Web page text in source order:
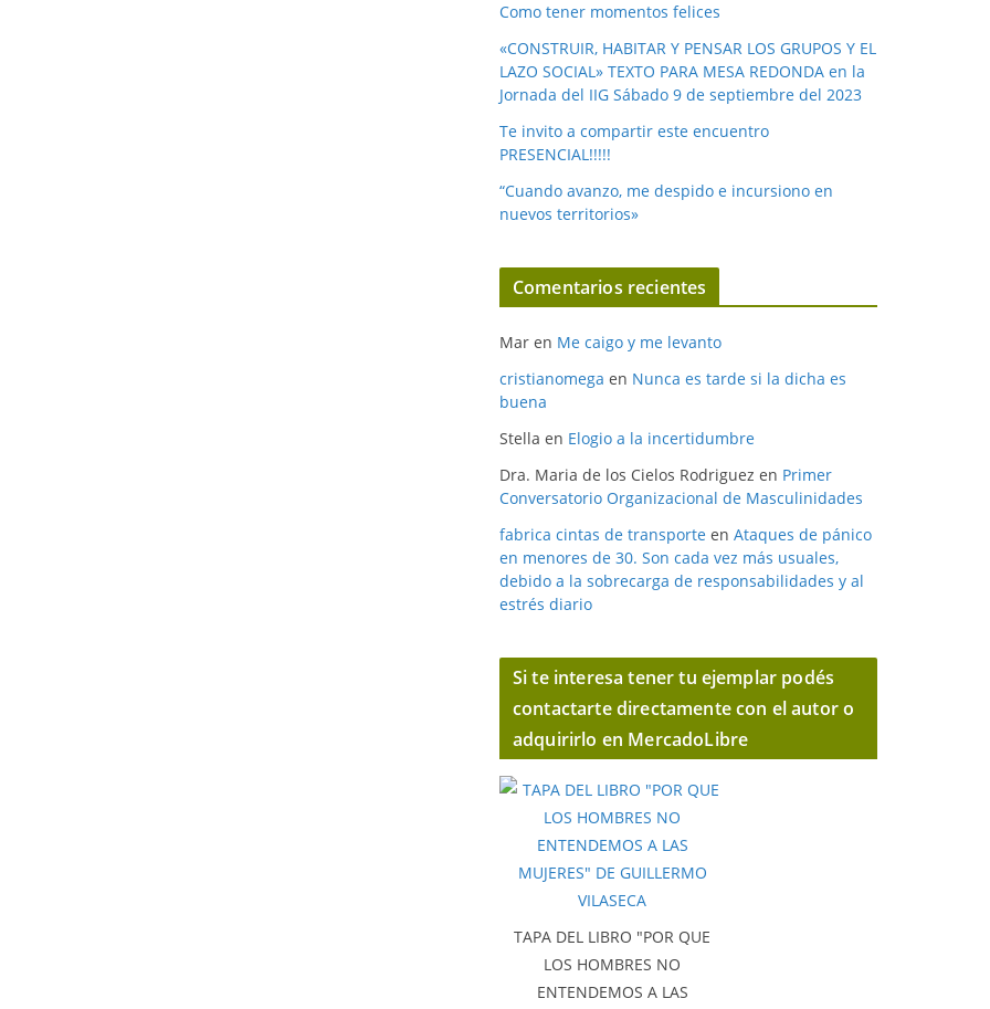
Como tener momentos felices
«CONSTRUIR, HABITAR Y PENSAR LOS GRUPOS Y EL
LAZO SOCIAL» TEXTO PARA MESA REDONDA en la
Jornada del IIG Sábado 9 de septiembre del 2023
Te invito a compartir este encuentro
PRESENCIAL!!!!!
“Cuando avanzo, me despido e incursiono en
nuevos territorios»
Comentarios recientes
Mar en Me caigo y me levanto
cristianomega en Nunca es tarde si la dicha es
buena
Stella en Elogio a la incertidumbre
Dra. Maria de los Cielos Rodriguez en Primer
Conversatorio Organizacional de Masculinidades
fabrica cintas de transporte en Ataques de pánico
en menores de 30. Son cada vez más usuales,
debido a la sobrecarga de responsabilidades y al
estrés diario
Si te interesa tener tu ejemplar podés
contactarte directamente con el autor o
adquirirlo en MercadoLibre
TAPA DEL LIBRO "POR QUE
LOS HOMBRES NO
ENTENDEMOS A LAS